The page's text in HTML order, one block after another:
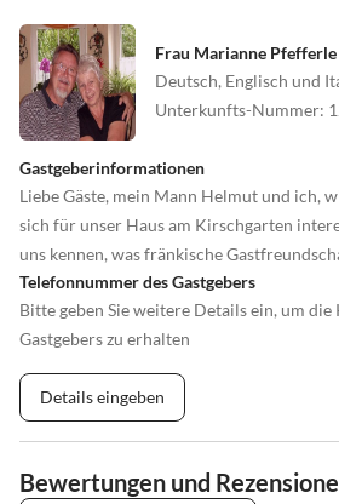
Frau Marianne Pfefferle
Deutsch, Englisch und
Unterkunfts-Nummer:
Gastgeberinformationen
Liebe Gäste, mein Mann Helmut und ich,
sich für unser Haus am Kirschgarten
uns kennen, was fränkische
Telefonnummer des Gastgebers
Bitte geben Sie weitere Details ein, um
Gastgebers zu erhalten
Details eingeben
Bewertungen und